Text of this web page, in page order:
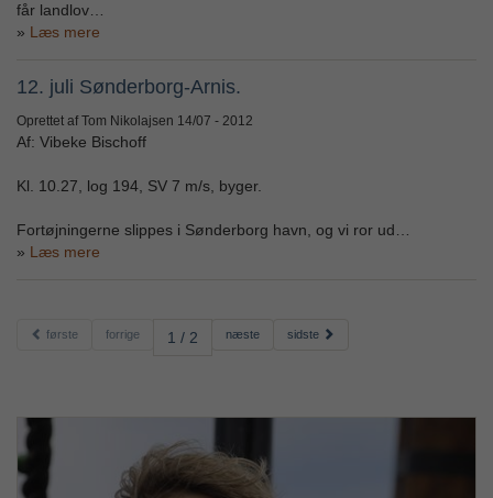
får landlov…
Læs mere
12. juli Sønderborg-Arnis.
Oprettet af Tom Nikolajsen 14/07 - 2012
Af: Vibeke Bischoff
Kl. 10.27, log 194, SV 7 m/s, byger.
Fortøjningerne slippes i Sønderborg havn, og vi ror ud…
Læs mere
første forrige 1 / 2 næste sidste